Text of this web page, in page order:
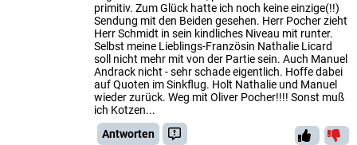
primitiv. Zum Glück hatte ich noch keine einzige(!!)
Sendung mit den Beiden gesehen. Herr Pocher zieht
Herr Schmidt in sein kindliches Niveau mit runter.
Selbst meine Lieblings-Französin Nathalie Licard
soll nicht mehr mit von der Partie sein. Auch Manuel
Andrack nicht - sehr schade eigentlich. Hoffe dabei
auf Quoten im Sinkflug. Holt Nathalie und Manuel
wieder zurück. Weg mit Oliver Pocher!!!! Sonst muß
ich Kotzen...
Antworten